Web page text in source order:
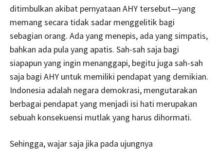
ditimbulkan akibat pernyataan AHY tersebut—yang
memang secara tidak sadar menggelitik bagi
sebagian orang. Ada yang menepis, ada yang simpatis,
bahkan ada pula yang apatis. Sah-sah saja bagi
siapapun yang ingin menanggapi, begitu juga sah-sah
saja bagi AHY untuk memiliki pendapat yang demikian.
Indonesia adalah negara demokrasi, mengutarakan
berbagai pendapat yang menjadi isi hati merupakan
sebuah konsekuensi mutlak yang harus dihormati.
Sehingga, wajar saja jika pada ujungnya